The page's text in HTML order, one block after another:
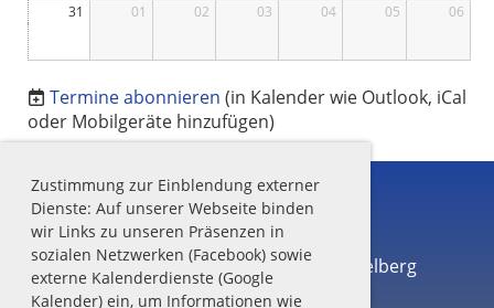
Zustimmung zur Einblendung externer
Dienste: Auf unserer Webseite binden
wir Links zu unseren Präsenzen in
sozialen Netzwerken (Facebook) sowie
externe Kalenderdienste (Google
Kalender) ein, um Informationen wie
31 01 02 03 04 05 06
Termine abonnieren (in Kalender wie Outlook, iCal
oder Mobilgeräte hinzufügen)
Offizielle Seite der Sportunion Nebelberg
Erstellt mit ClubDesk Vereinssoftware